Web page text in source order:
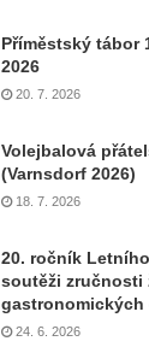
Příměstský tábor
2026
20. 7. 2026
Volejbalová
(Varnsdorf 2026)
18. 7. 2026
20. ročník
soutěži zručnosti
gastronomických
24. 6. 2026